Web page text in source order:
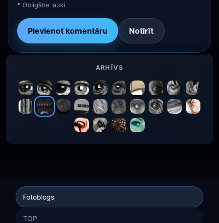
* Obligātie lauki
Pievienot komentāru Notīrīt
ARHĪVS
Fotoblogs
TOP